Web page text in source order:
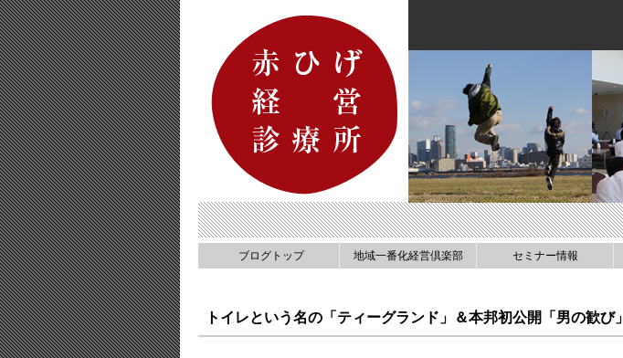
ブログトップ 地域一番化経営倶楽部 セミナー情報
トイレという名の「ティーグランド」＆本邦初公開「男の歓び」